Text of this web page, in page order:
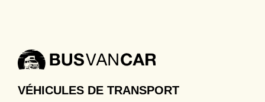
VÉHICULES DE TRANSPORT